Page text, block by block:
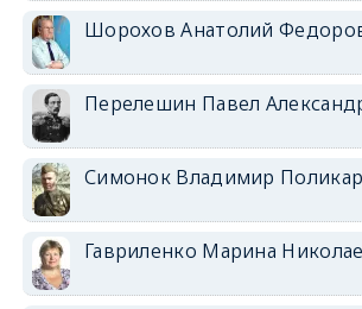
Шорохов Анатолий
Перелешин Павел
Симонок Владимир
Гавриленко Марина